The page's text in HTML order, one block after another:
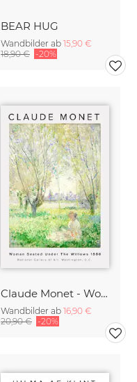
BEAR HUG
Wandbilder ab 15,90 €
18,90 € -20%
Claude Monet - Woman Seated Under The Willows
Wandbilder ab 16,90 €
20,90 € -20%